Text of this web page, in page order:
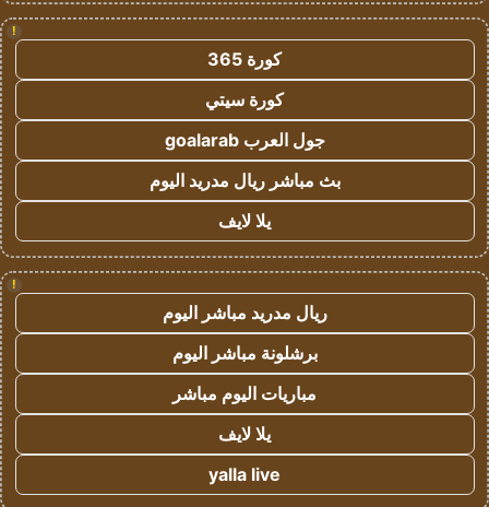
!
كورة 365
كورة سيتي
جول العرب goalarab
بث مباشر ريال مدريد اليوم
يلا لايف
!
ريال مدريد مباشر اليوم
برشلونة مباشر اليوم
مباريات اليوم مباشر
يلا لايف
yalla live